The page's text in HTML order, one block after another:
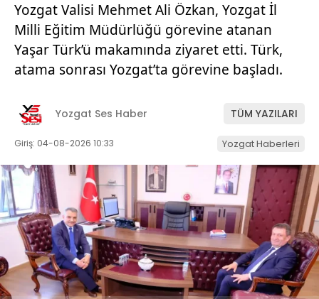
Yozgat Valisi Mehmet Ali Özkan, Yozgat İl
Milli Eğitim Müdürlüğü görevine atanan
Yaşar Türk’ü makamında ziyaret etti. Türk,
atama sonrası Yozgat’ta görevine başladı.
Yozgat Ses Haber TÜM YAZILARI
Giriş: 04-08-2026 10:33 Yozgat Haberleri